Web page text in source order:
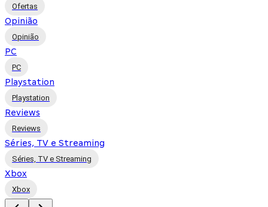
Ofertas
Opinião
Opinião
PC
PC
Playstation
Playstation
Reviews
Reviews
Séries, TV e Streaming
Séries, TV e Streaming
Xbox
Xbox